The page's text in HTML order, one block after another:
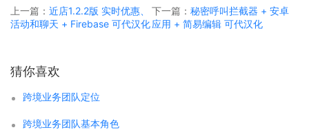
上一篇： 近店1.2.2版 实时优惠、
活动和聊天 + Firebase 可代汉化
下一篇： 秘密呼叫拦截器 + 安卓
应用 + 简易编辑 可代汉化
猜你喜欢
跨境业务团队定位
跨境业务团队基本角色